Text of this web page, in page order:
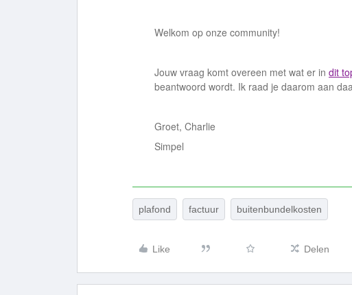
Welkom op onze community!
Jouw vraag komt overeen met wat er in dit
beantwoord wordt. Ik raad je daarom aan
Groet, Charlie
Simpel
plafond factuur buitenbundelkosten
Like Delen